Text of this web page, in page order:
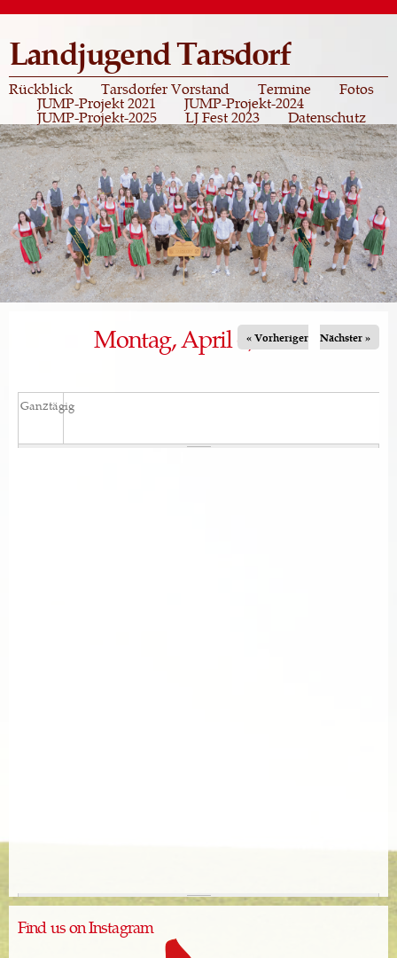
Direkt
Inhalt
Landjugend Tarsdorf
Rückblick Tarsdorfer Vorstand Termine Fotos
JUMP-Projekt 2021 JUMP-Projekt-2024
JUMP-Projekt-2025 LJ Fest 2023 Datenschutz
Montag, April 6, 2026
« Vorheriger Nächster »
Ganztägig
Find us on Instagram